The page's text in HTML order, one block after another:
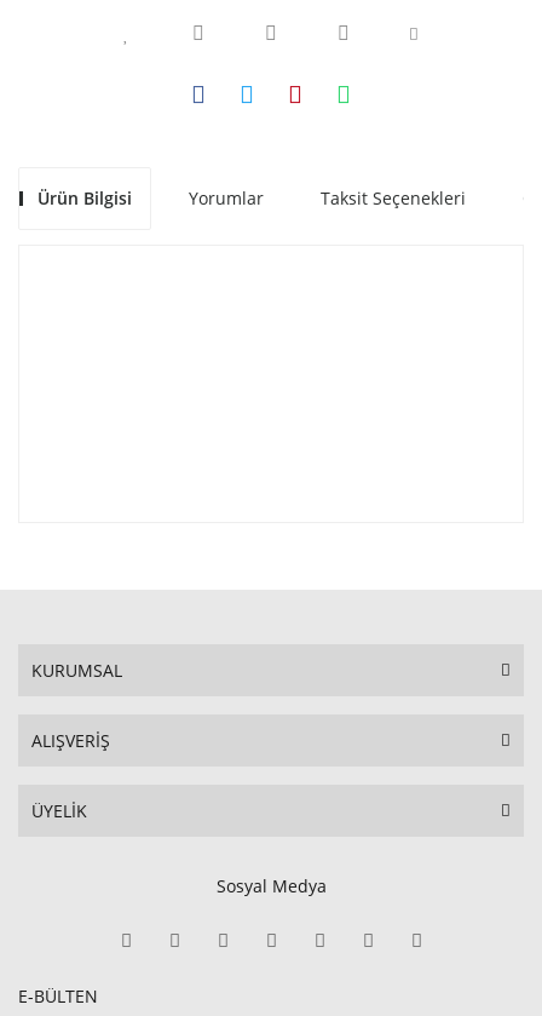
Ürün Bilgisi Yorumlar Taksit Seçenekleri
KURUMSAL
ALIŞVERİŞ
ÜYELİK
Sosyal Medya
E-BÜLTEN